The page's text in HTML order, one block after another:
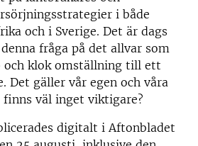
i både
och i Sverige. Det är dags
fråga på det allvar som
och klok omställning till ett
Det gäller vår egen och våra
väl inget viktigare?
digitalt i Aftonbladet